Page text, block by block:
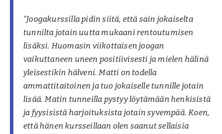
“Joogakurssilla pidin siitä, että sain jokaiselta
tunnilta jotain uutta mukaani rentoutumisen
lisäksi. Huomasin viikottaisen joogan
vaikuttaneen uneen positiivisesti ja mielen hälinä
yleisestikin hälveni. Matti on todella
ammattitaitoinen ja tuo jokaiselle tunnille jotain
lisää. Matin tunneilla pystyy löytämään henkisistä
ja fyysisistä harjoituksista jotain syvempää. Koen,
että hänen kursseillaan olen saanut sellaisia